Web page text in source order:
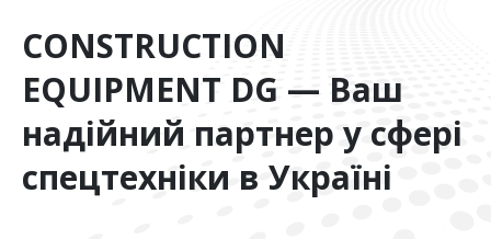
CONSTRUCTION
EQUIPMENT DG — Ваш
надійний партнер у сфері
спецтехніки в Україні